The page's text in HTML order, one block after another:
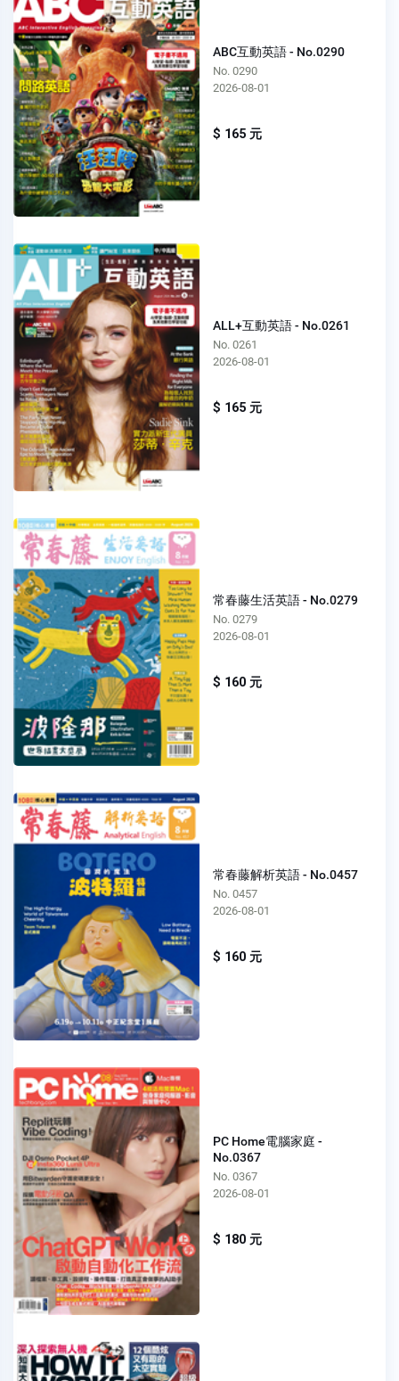
ABC互動英語 - No.0290
No. 0290
2026-08-01
$ 165 元
ALL+互動英語 - No.0261
No. 0261
2026-08-01
$ 165 元
常春藤生活英語 - No.0279
No. 0279
2026-08-01
$ 160 元
常春藤解析英語 - No.0457
No. 0457
2026-08-01
$ 160 元
PC Home電腦家庭 -
No.0367
No. 0367
2026-08-01
$ 180 元